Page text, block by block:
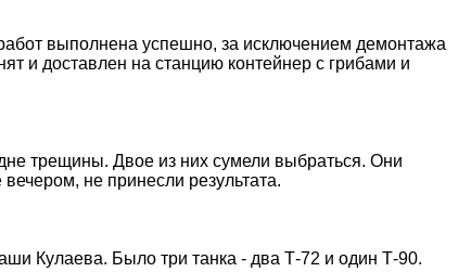
выполнена успешно, за исключением демонтажа
и доставлен на станцию контейнер с грибами и
трещины. Двое из них сумели выбраться. Они
не принесли результата.
Кулаева. Было три танка - два Т-72 и один Т-90.